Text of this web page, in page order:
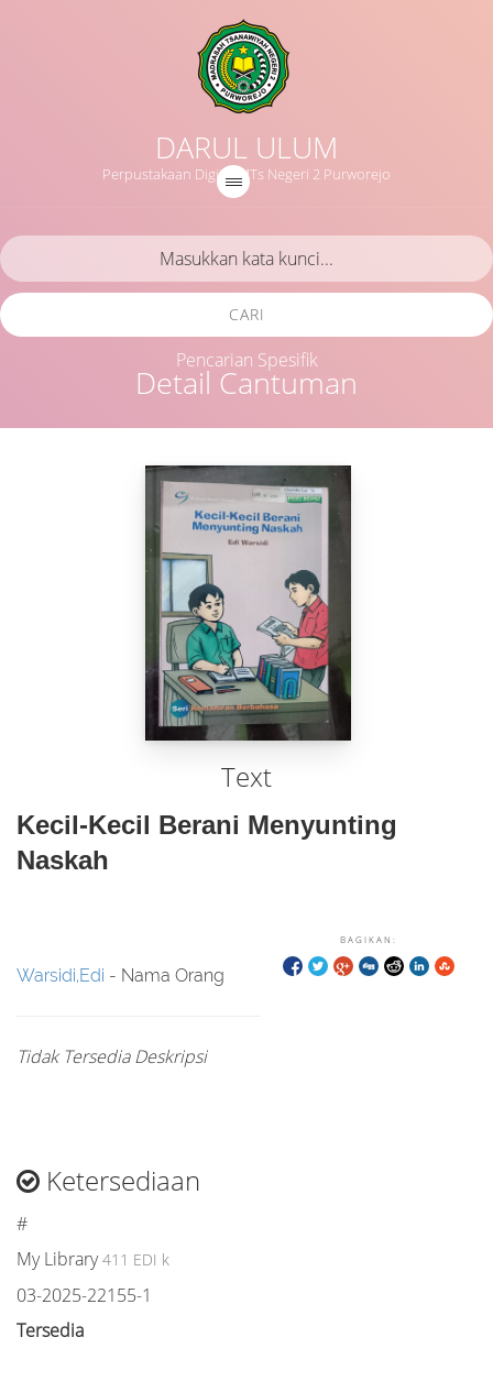
DARUL ULUM
Perpustakaan Digital MTs Negeri 2 Purworejo
Detail Cantuman
CARI
Pencarian Spesifik
Text
Kecil-Kecil Berani Menyunting
Naskah
BAGIKAN:
Warsidi,Edi - Nama Orang
Tidak Tersedia Deskripsi
Ketersediaan
#
My Library 411 EDI k
03-2025-22155-1
Tersedia